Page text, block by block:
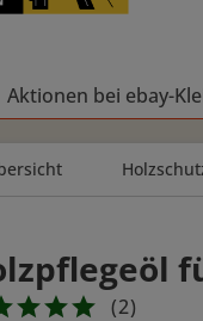
Aktionen bei ebay-
(2)